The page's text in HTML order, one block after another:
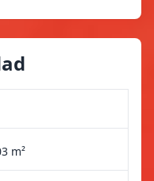
m²